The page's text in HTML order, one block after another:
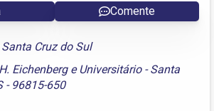
Comente
Cruz do Sul
Eichenberge Universitário - Santa
- 96815-650